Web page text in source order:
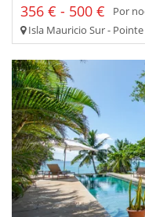
356 € - 500 €
Por
Isla Mauricio Sur -